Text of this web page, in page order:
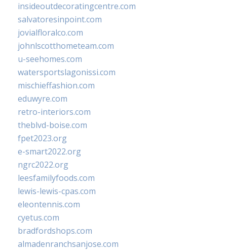
insideoutdecoratingcentre.com
salvatoresinpoint.com
jovialfloralco.com
johnlscotthometeam.com
u-seehomes.com
watersportslagonissi.com
mischieffashion.com
eduwyre.com
retro-interiors.com
theblvd-boise.com
fpet2023.org
e-smart2022.org
ngrc2022.org
leesfamilyfoods.com
lewis-lewis-cpas.com
eleontennis.com
cyetus.com
bradfordshops.com
almadenranchsanjose.com